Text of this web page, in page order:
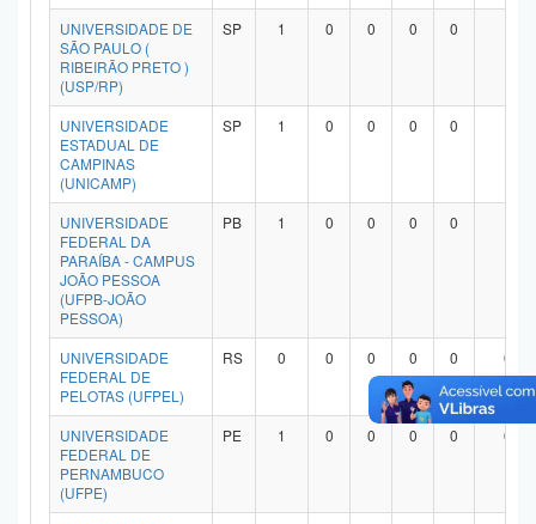
UNIVERSIDADE DE
SÃO PAULO (
RIBEIRÃO PRETO )
(USP/RP)
SP 1 0 0 0 0
UNIVERSIDADE
ESTADUAL DE
CAMPINAS
(UNICAMP)
SP 1 0 0 0 0
UNIVERSIDADE
FEDERAL DA
PARAÍBA - CAMPUS
JOÃO PESSOA
(UFPB-JOÃO
PESSOA)
PB 1 0 0 0 0
UNIVERSIDADE
FEDERAL DE
PELOTAS (UFPEL)
RS 0 0 0 0 0 0
UNIVERSIDADE
FEDERAL DE
PERNAMBUCO
(UFPE)
PE 1 0 0 0 0 0